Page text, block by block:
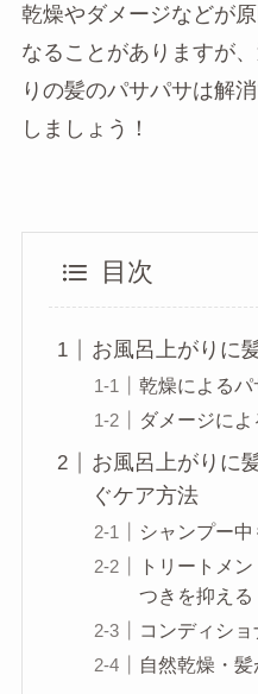
乾燥やダメージなどが
なることがありますが
りの髪のパサパサは解
しましょう！
目次
お風呂上がりに
乾燥によるパ
ダメージによ
お風呂上がりに
ぐケア方法
シャンプー
トリートメ
つきを抑える
コンディシ
自然乾燥・